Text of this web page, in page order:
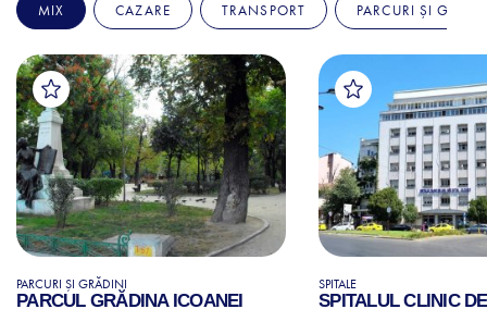
MIX CAZARE TRANSPORT PARCURI ȘI
PARCURI ȘI GRĂDINI
PARCUL GRĂDINA ICOANEI
SPITALE
SPITALUL CLINIC